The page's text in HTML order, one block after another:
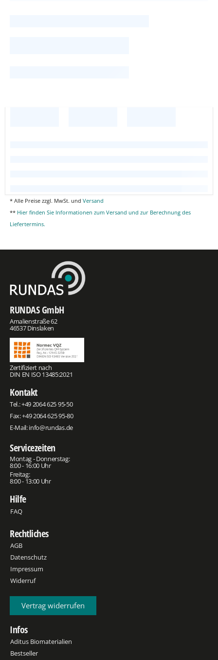
* Alle Preise zzgl. MwSt. und Versand
** Hier finden Sie Informationen zum Versand und zur Berechnung des
Liefertermins.
RUNDAS GmbH
Amalienstraße 62
46537 Dinslaken
Zertifiziert nach
DIN EN ISO 13485:2021
Kontakt
Tel.:+49 2064 625 95-50
Fax: +49 2064 625 95-80
E-Mail:info@rundas.de
Servicezeiten
Montag - Donnerstag:
8:00 - 16:00 Uhr
Freitag:
8:00 - 13:00 Uhr
Hilfe
FAQ
Rechtliches
AGB
Datenschutz
Impressum
Widerruf
Vertrag widerrufen
Infos
Aditus Biomaterialien
Bestseller